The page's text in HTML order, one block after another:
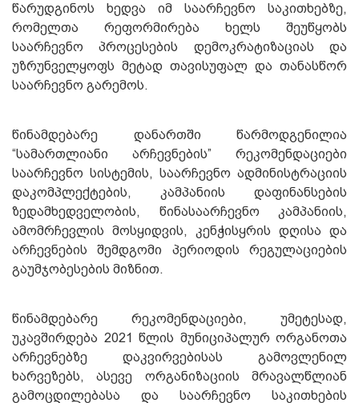
წარუდგინოს ხედვა იმ საარჩევნო საკითხებზე,
რომელთა რეფორმირება ხელს შეუწყობს
საარჩევნო პროცესების დემოკრატიზაციას და
უზრუნველყოფს მეტად თავისუფალ და თანასწორ
საარჩევნო გარემოს.
წინამდებარე დანართში წარმოდგენილია
“სამართლიანი არჩევნების” რეკომენდაციები
საარჩევნო სისტემის, საარჩევნო ადმინისტრაციის
დაკომპლექტების, კამპანიის დაფინანსების
ზედამხედველობის, წინასაარჩევნო კამპანიის,
ამომრჩევლის მოსყიდვის, კენჭისყრის დღისა და
არჩევნების შემდგომი პერიოდის რეგულაციების
გაუმჯობესების მიზნით.
წინამდებარე რეკომენდაციები, უმეტესად,
უკავშირდება 2021 წლის მუნიციპალურ ორგანოთა
არჩევნებზე დაკვირვებისას გამოვლენილ
ხარვეზებს, ასევე ორგანიზაციის მრავალწლიან
გამოცდილებასა და საარჩევნო საკითხების